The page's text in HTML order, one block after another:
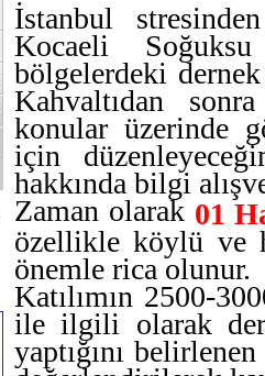
İstanbul
Kocaeli
bölgelerdeki
Kahvaltıdan
konular üzerinde
için
hakkında bilgi
Zaman olarak 01
özellikle köylü ve
önemle rica olunur.
Katılımın 2500-
ile ilgili olarak
yaptığını